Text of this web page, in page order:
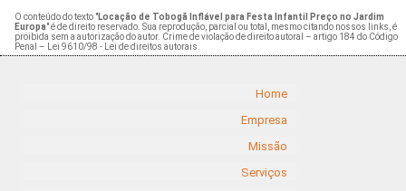
O conteúdo do texto "Locação de Tobogã Inflável para Festa Infantil Preço no Jardim
Europa" é de direito reservado. Sua reprodução, parcial ou total, mesmo citando nossos links, é
proibida sem a autorização do autor. Crime de violação de direito autoral – artigo 184 do Código
Penal –
Lei 9610/98 - Lei de direitos autorais
Home
Empresa
Missão
Serviços